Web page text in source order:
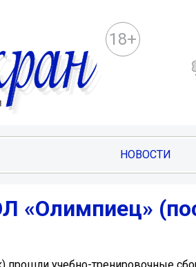
18+
НОВОСТИ
«Олимпиец»